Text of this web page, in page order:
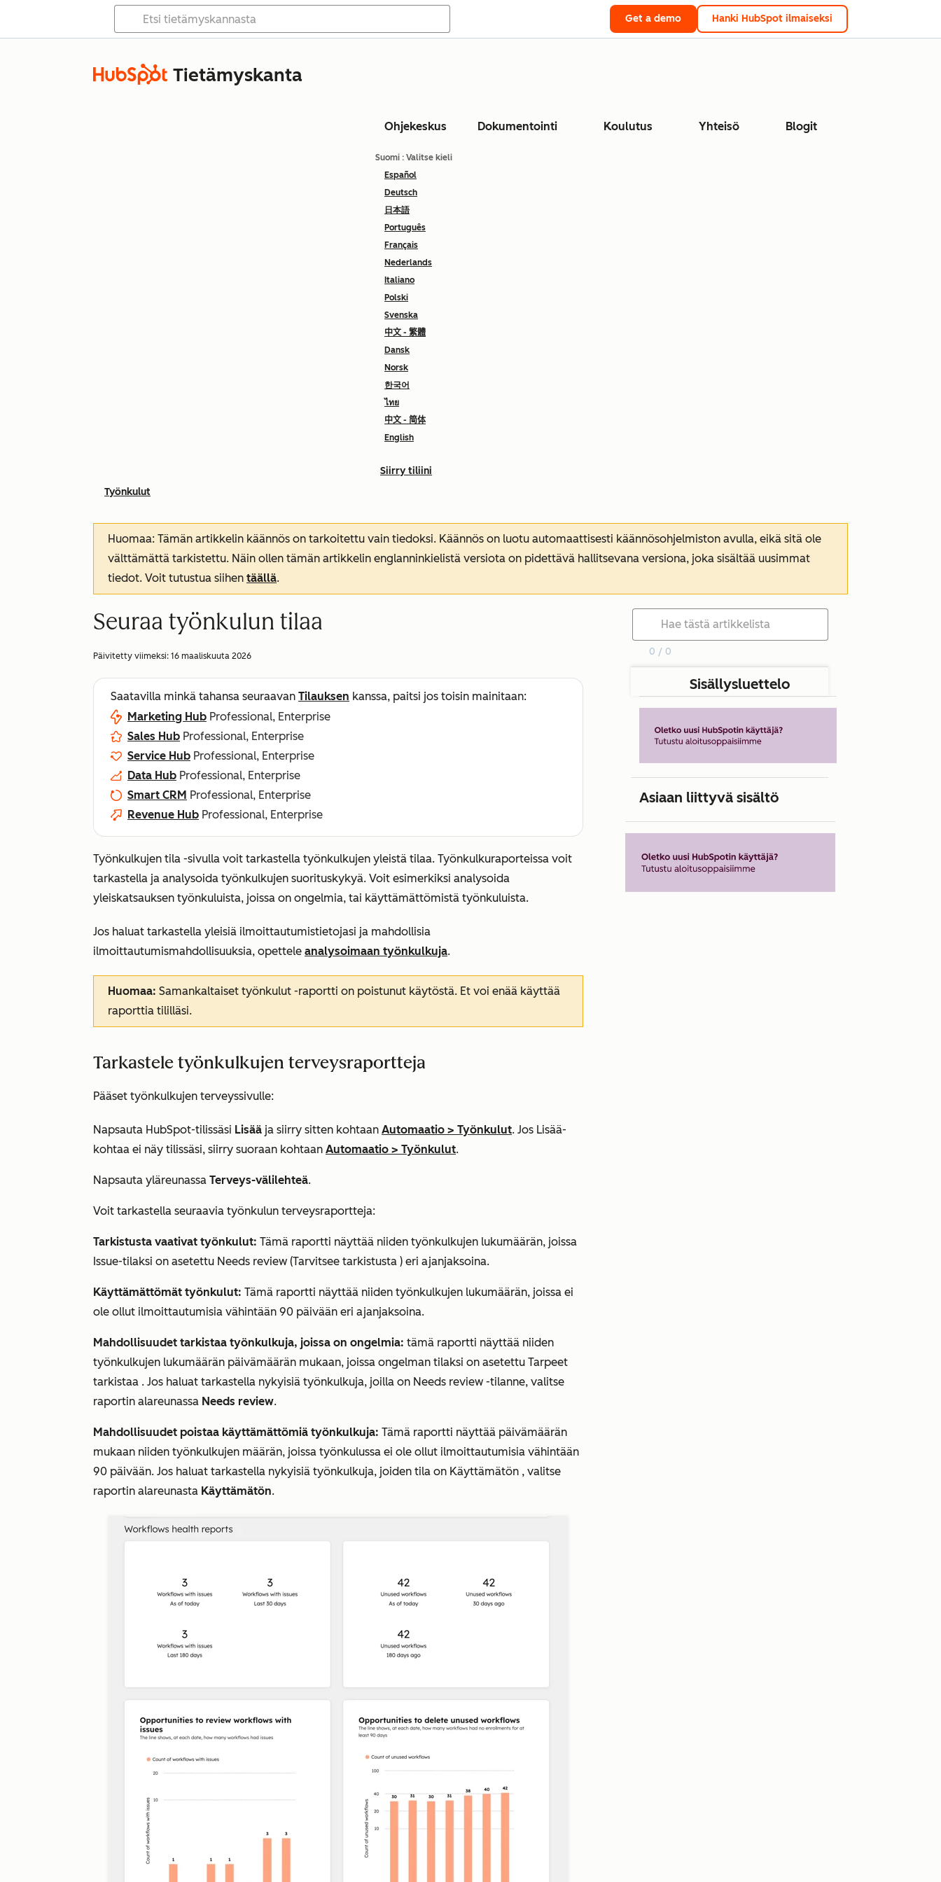
Get a demo Hanki HubSpot ilmaiseksi
Tietämyskanta
Ohjekeskus Dokumentointi Koulutus Yhteisö Blogit
Suomi : Valitse kieli
Español
Deutsch
日本語
Português
Français
Nederlands
Italiano
Polski
Svenska
中文 - 繁體
Dansk
Norsk
한국어
ไทย
中文 - 简体
English
Siirry tiliini
Työnkulut
Huomaa: Tämän artikkelin käännös on tarkoitettu vain tiedoksi. Käännös on luotu automaattisesti käännösohjelmiston avulla, eikä sitä ole
välttämättä tarkistettu. Näin ollen tämän artikkelin englanninkielistä versiota on pidettävä hallitsevana versiona, joka sisältää uusimmat
tiedot. Voit tutustua siihen täällä.
Seuraa työnkulun tilaa
Päivitetty viimeksi: 16 maaliskuuta 2026
Saatavilla minkä tahansa seuraavan Tilauksen kanssa, paitsi jos toisin mainitaan:
Marketing Hub Professional, Enterprise
Sales Hub Professional, Enterprise
Service Hub Professional, Enterprise
Data Hub Professional, Enterprise
Smart CRM Professional, Enterprise
Revenue Hub Professional, Enterprise
Työnkulkujen tila -sivulla voit tarkastella työnkulkujen yleistä tilaa. Työnkulkuraporteissa voit
tarkastella ja analysoida työnkulkujen suorituskykyä. Voit esimerkiksi analysoida
yleiskatsauksen työnkuluista, joissa on ongelmia, tai käyttämättömistä työnkuluista.
Jos haluat tarkastella yleisiä ilmoittautumistietojasi ja mahdollisia
ilmoittautumismahdollisuuksia, opettele analysoimaan työnkulkuja.
Huomaa: Samankaltaiset työnkulut -raportti on poistunut käytöstä. Et voi enää käyttää
raporttia tililläsi.
Tarkastele työnkulkujen terveysraportteja
Pääset työnkulkujen terveyssivulle:
Napsauta HubSpot-tilissäsi Lisää ja siirry sitten kohtaan Automaatio > Työnkulut. Jos Lisää-
kohtaa ei näy tilissäsi, siirry suoraan kohtaan Automaatio > Työnkulut.
Napsauta yläreunassa Terveys-välilehteä.
Voit tarkastella seuraavia työnkulun terveysraportteja:
Tarkistusta vaativat työnkulut: Tämä raportti näyttää niiden työnkulkujen lukumäärän, joissa
Issue-tilaksi on asetettu Needs review (Tarvitsee tarkistusta ) eri ajanjaksoina.
Käyttämättömät työnkulut: Tämä raportti näyttää niiden työnkulkujen lukumäärän, joissa ei
ole ollut ilmoittautumisia vähintään 90 päivään eri ajanjaksoina.
Mahdollisuudet tarkistaa työnkulkuja, joissa on ongelmia: tämä raportti näyttää niiden
työnkulkujen lukumäärän päivämäärän mukaan, joissa ongelman tilaksi on asetettu Tarpeet
tarkistaa . Jos haluat tarkastella nykyisiä työnkulkuja, joilla on Needs review -tilanne, valitse
raportin alareunassa Needs review.
Mahdollisuudet poistaa käyttämättömiä työnkulkuja: Tämä raportti näyttää päivämäärän
mukaan niiden työnkulkujen määrän, joissa työnkulussa ei ole ollut ilmoittautumisia vähintään
90 päivään. Jos haluat tarkastella nykyisiä työnkulkuja, joiden tila on Käyttämätön , valitse
raportin alareunasta Käyttämätön.
0 / 0
Sisällysluettelo
Asiaan liittyvä sisältö